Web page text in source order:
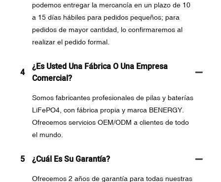
podemos entregar la mercancía en un plazo de 10
a 15 días hábiles para pedidos pequeños; para
pedidos de mayor cantidad, lo confirmaremos al
realizar el pedido formal.
4
¿Es Usted Una Fábrica O Una Empresa
Comercial?
Somos fabricantes profesionales de pilas y baterías
LiFePO4, con fábrica propia y marca BENERGY.
Ofrecemos servicios OEM/ODM a clientes de todo
el mundo.
5 ¿Cuál Es Su Garantía?
Ofrecemos 2 años de garantía para todas nuestras